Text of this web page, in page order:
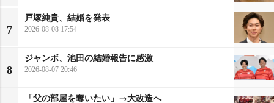
7
戸塚純貴、結婚を発表
2026-08-08 17:54
8
ジャンボ、池田の結婚報告に感激
2026-08-07 20:46
「父の部屋を奪いたい」→大改造へ